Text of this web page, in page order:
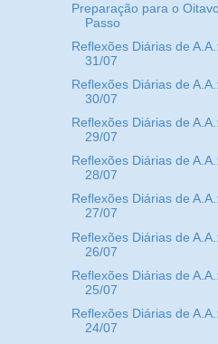
Preparação para o
Passo
Reflexões Diárias de A.A.:
31/07
Reflexões Diárias de A.A.:
30/07
Reflexões Diárias de A.A.:
29/07
Reflexões Diárias de A.A.:
28/07
Reflexões Diárias de A.A.:
27/07
Reflexões Diárias de A.A.:
26/07
Reflexões Diárias de A.A.:
25/07
Reflexões Diárias de A.A.:
24/07